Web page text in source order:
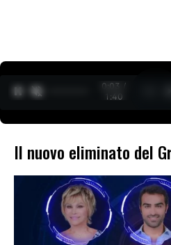
0:04 /
1:40
Il nuovo eliminato del